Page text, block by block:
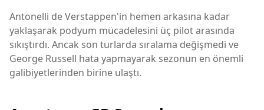
Antonelli de Verstappen'in hemen arkasına kadar
yaklaşarak podyum mücadelesini üç pilot arasında
sıkıştırdı. Ancak son turlarda sıralama değişmedi ve
George Russell hata yapmayarak sezonun en önemli
galibiyetlerinden birine ulaştı.